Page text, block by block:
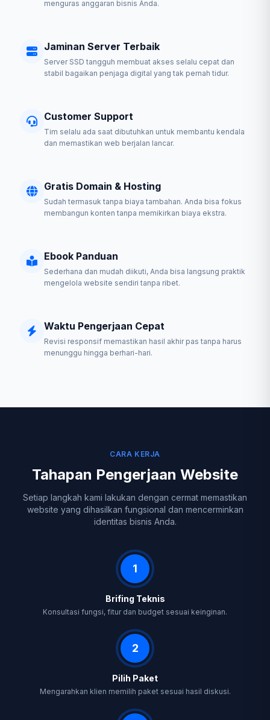
menguras anggaran bisnis Anda.
Jaminan Server Terbaik
Server SSD tangguh membuat akses selalu cepat dan
stabil bagaikan penjaga digital yang tak pernah tidur.
Customer Support
Tim selalu ada saat dibutuhkan untuk membantu kendala
dan memastikan web berjalan lancar.
Gratis Domain & Hosting
Sudah termasuk tanpa biaya tambahan. Anda bisa fokus
membangun konten tanpa memikirkan biaya ekstra.
Ebook Panduan
Sederhana dan mudah diikuti, Anda bisa langsung praktik
mengelola website sendiri tanpa ribet.
Waktu Pengerjaan Cepat
Revisi responsif memastikan hasil akhir pas tanpa harus
menunggu hingga berhari-hari.
CARA KERJA
Tahapan Pengerjaan Website
Setiap langkah kami lakukan dengan cermat memastikan
website yang dihasilkan fungsional dan mencerminkan
identitas bisnis Anda.
1
Brifing Teknis
Konsultasi fungsi, fitur dan budget sesuai keinginan.
2
Pilih Paket
Mengarahkan klien memilih paket sesuai hasil diskusi.